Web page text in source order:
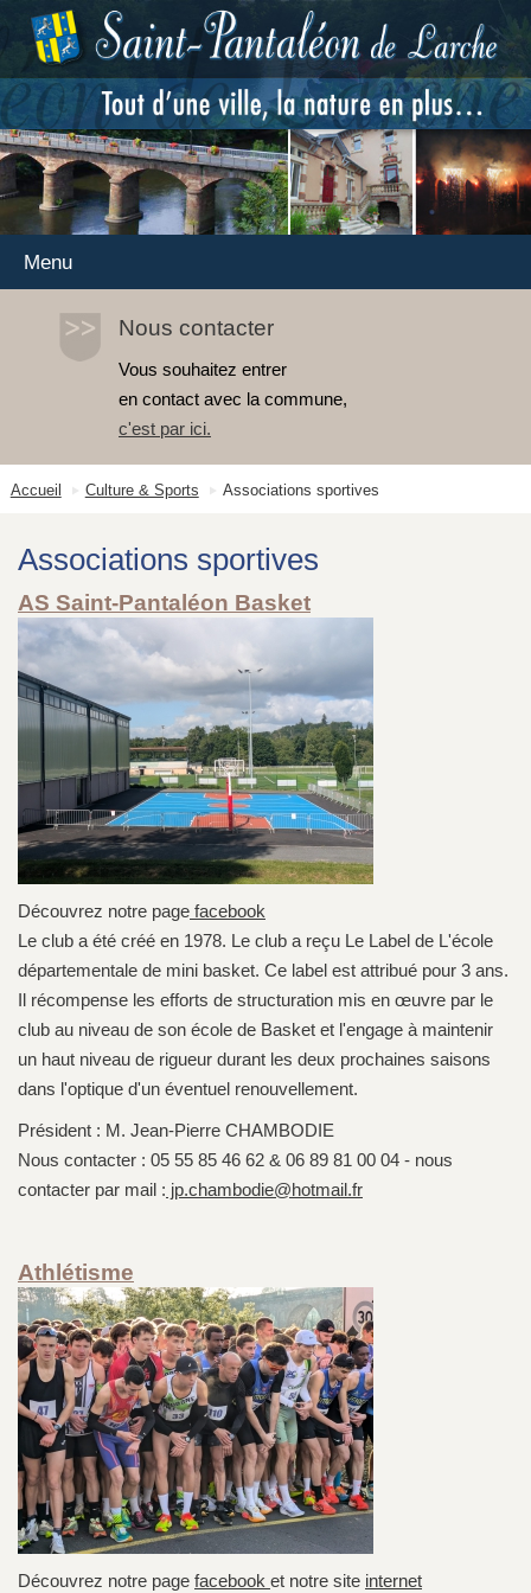
Menu
Nous contacter
Vous souhaitez entrer
en contact avec la commune,
c'est par ici.
Accueil Culture & Sports Associations sportives
Associations sportives
AS Saint-Pantaléon Basket
Découvrez notre page facebook
Le club a été créé en 1978. Le club a reçu Le Label de L'école
départementale de mini basket. Ce label est attribué pour 3 ans.
Il récompense les efforts de structuration mis en œuvre par le
club au niveau de son école de Basket et l'engage à maintenir
un haut niveau de rigueur durant les deux prochaines saisons
dans l'optique d'un éventuel renouvellement.
Président : M. Jean-Pierre CHAMBODIE
Nous contacter : 05 55 85 46 62 & 06 89 81 00 04 - nous
contacter par mail : jp.chambodie@hotmail.fr
Athlétisme
Découvrez notre page facebook et notre site internet